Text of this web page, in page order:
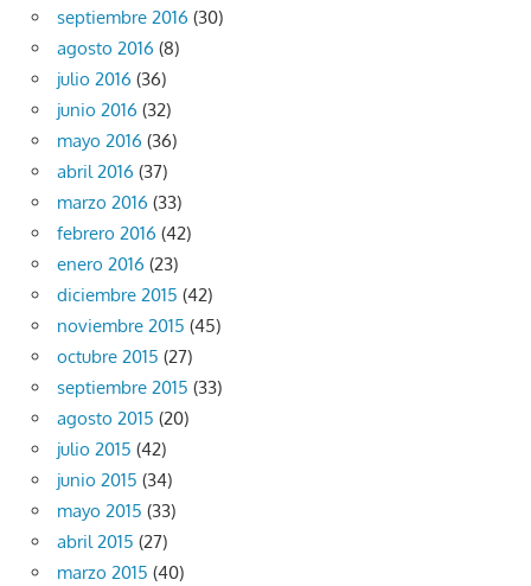
septiembre 2016 (30)
agosto 2016 (8)
julio 2016 (36)
junio 2016 (32)
mayo 2016 (36)
abril 2016 (37)
marzo 2016 (33)
febrero 2016 (42)
enero 2016 (23)
diciembre 2015 (42)
noviembre 2015 (45)
octubre 2015 (27)
septiembre 2015 (33)
agosto 2015 (20)
julio 2015 (42)
junio 2015 (34)
mayo 2015 (33)
abril 2015 (27)
marzo 2015 (40)